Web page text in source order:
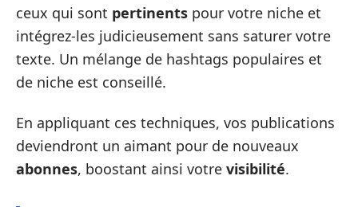
ceux qui sont pertinents pour votre niche et
intégrez-les judicieusement sans saturer votre
texte. Un mélange de hashtags populaires et
de niche est conseillé.
En appliquant ces techniques, vos publications
deviendront un aimant pour de nouveaux
abonnes, boostant ainsi votre visibilité.